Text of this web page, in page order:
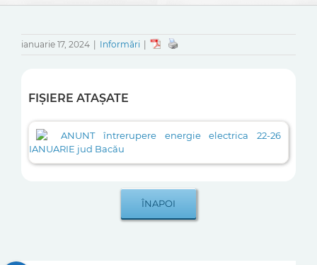
ianuarie 17, 2024 Informări
FIȘIERE ATAȘATE
ANUNT întrerupere energie electrica 22-26
IANUARIE jud Bacău